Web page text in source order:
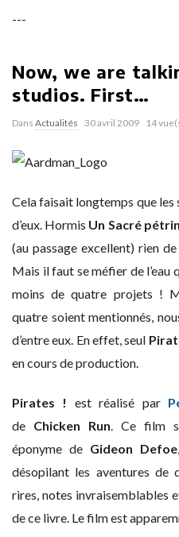
---
Now, we are
studios. First…
Dans Actualités 30 avril 2009 14
Cela faisait longtemps que les
d’eux. Hormis Un Sacré pétrin
(au passage excellent) rien
Mais il faut se méfier de l’eau
moins de quatre projets !
quatre soient mentionnés,
d’entre eux. En effet, seul
en cours de production.
Pirates ! est réalisé par
de Chicken Run. Ce film
éponyme de Gideon Defoe
désopilant les aventures de
rires, notes invraisemblables
de ce livre. Le film est